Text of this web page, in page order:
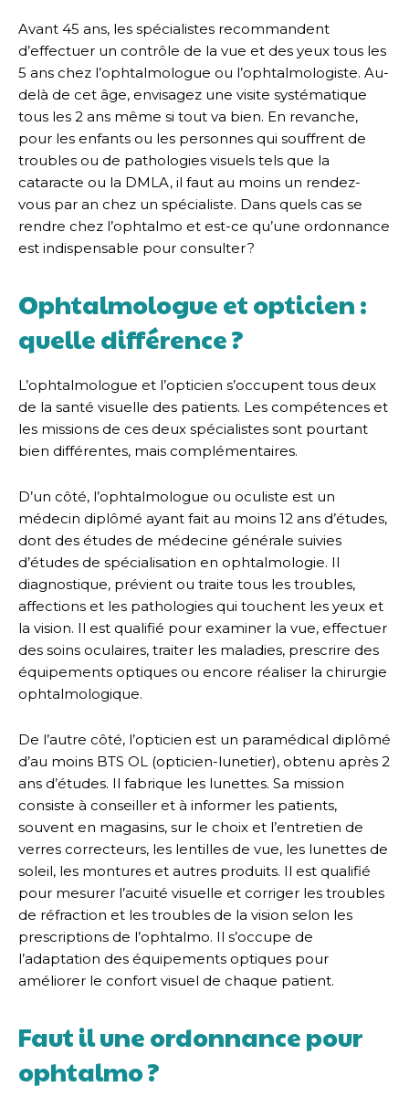
Avant 45 ans, les spécialistes recommandent
d’effectuer un contrôle de la vue et des yeux tous les
5 ans chez l’ophtalmologue ou l’ophtalmologiste. Au-
delà de cet âge, envisagez une visite systématique
tous les 2 ans même si tout va bien. En revanche,
pour les enfants ou les personnes qui souffrent de
troubles ou de pathologies visuels tels que la
cataracte ou la DMLA, il faut au moins un rendez-
vous par an chez un spécialiste. Dans quels cas se
rendre chez l’ophtalmo et est-ce qu’une ordonnance
est indispensable pour consulter ?
Ophtalmologue et opticien :
quelle différence ?
L’ophtalmologue et l’opticien s’occupent tous deux
de la santé visuelle des patients. Les compétences et
les missions de ces deux spécialistes sont pourtant
bien différentes, mais complémentaires.
D’un côté, l’ophtalmologue ou oculiste est un
médecin diplômé ayant fait au moins 12 ans d’études,
dont des études de médecine générale suivies
d’études de spécialisation en ophtalmologie. Il
diagnostique, prévient ou traite tous les troubles,
affections et les pathologies qui touchent les yeux et
la vision. Il est qualifié pour examiner la vue, effectuer
des soins oculaires, traiter les maladies, prescrire des
équipements optiques ou encore réaliser la chirurgie
ophtalmologique.
De l’autre côté, l’opticien est un paramédical diplômé
d’au moins BTS OL (opticien-lunetier), obtenu après 2
ans d’études. Il fabrique les lunettes. Sa mission
consiste à conseiller et à informer les patients,
souvent en magasins, sur le choix et l’entretien de
verres correcteurs, les lentilles de vue, les lunettes de
soleil, les montures et autres produits. Il est qualifié
pour mesurer l’acuité visuelle et corriger les troubles
de réfraction et les troubles de la vision selon les
prescriptions de l’ophtalmo. Il s’occupe de
l’adaptation des équipements optiques pour
améliorer le confort visuel de chaque patient.
Faut il une ordonnance pour
ophtalmo ?